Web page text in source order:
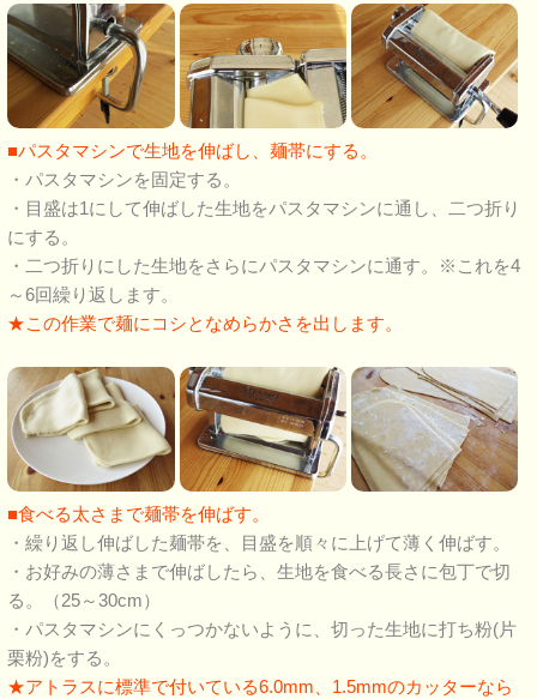
■パスタマシンで生地を伸ばし、麺帯にする。
・パスタマシンを固定する。
・目盛は1にして伸ばした生地をパスタマシンに通し、二つ折り
にする。
・二つ折りにした生地をさらにパスタマシンに通す。※これを4
～6回繰り返します。
★この作業で麺にコシとなめらかさを出します。
■食べる太さまで麺帯を伸ばす。
・繰り返し伸ばした麺帯を、目盛を順々に上げて薄く伸ばす。
・お好みの薄さまで伸ばしたら、生地を食べる長さに包丁で切
る。（25～30cm）
・パスタマシンにくっつかないように、切った生地に打ち粉(片
栗粉)をする。
★アトラスに標準で付いている6.0mm、1.5mmのカッターなら